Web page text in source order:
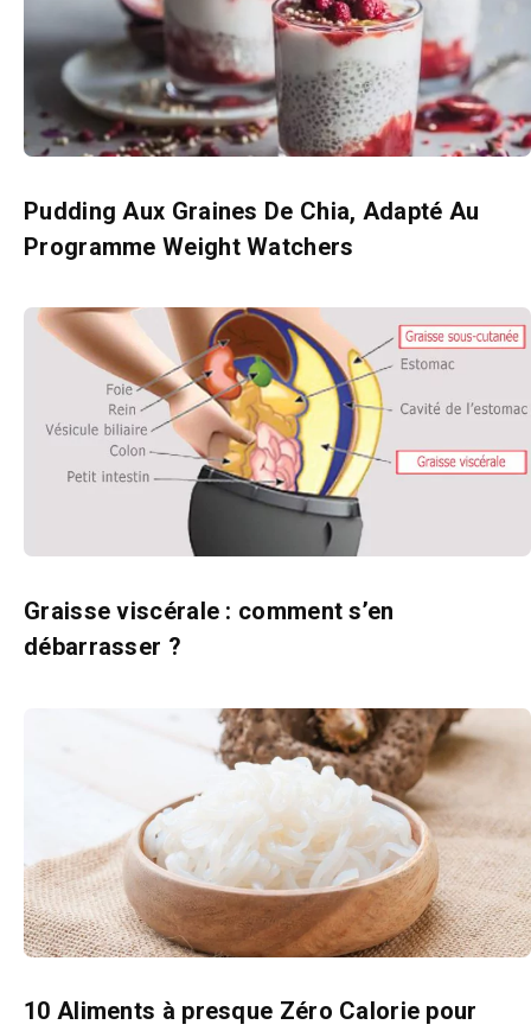
Pudding Aux Graines De Chia, Adapté Au
Programme Weight Watchers
Graisse viscérale : comment s’en
débarrasser ?
10 Aliments à presque Zéro Calorie pour